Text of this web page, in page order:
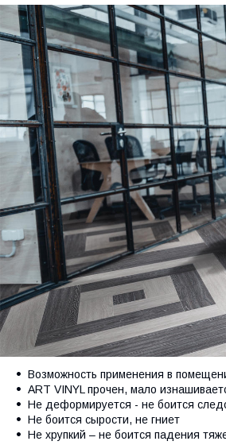
Возможность применения в
ART VINYL прочен, мало
Не деформируется - не боится
Не боится сырости, не гниет
Не хрупкий – не боится падения